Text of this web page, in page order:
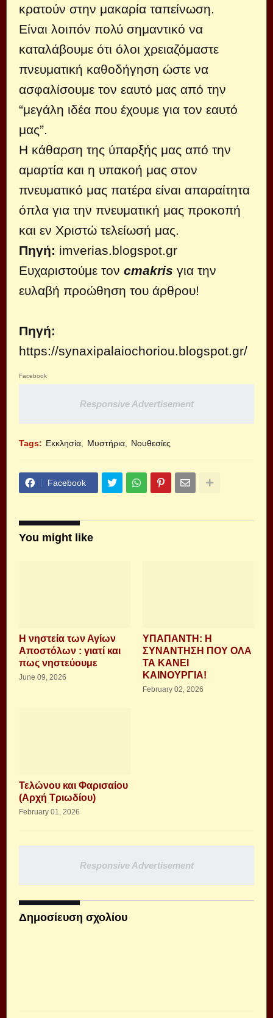
κρατούν στην μακαρία ταπείνωση.
Είναι λοιπόν πολύ σημαντικό να
καταλάβουμε ότι όλοι χρειαζόμαστε
πνευματική καθοδήγηση ώστε να
ασφαλίσουμε τον εαυτό μας από την
“μεγάλη ιδέα που έχουμε για τον εαυτό
μας”.
Η κάθαρση της ύπαρξής μας από την
αμαρτία και η υπακοή μας στον
πνευματικό μας πατέρα είναι απαραίτητα
όπλα για την πνευματική μας προκοπή
και εν Χριστώ τελείωσή μας.
Πηγή: imverias.blogspot.gr
Ευχαριστούμε τον cmakris για την
ευλαβή προώθηση του άρθρου!
Πηγή:
https://synaxipalaiochoriou.blogspot.gr/
Facebook
Responsive Advertisement
Tags: Εκκλησία Μυστήρια Νουθεσίες
Facebook
You might like
Η νηστεία των Αγίων
Αποστόλων : γιατί και
πως νηστεύουμε
June 09, 2026
ΥΠΑΠΑΝΤΗ: Η
ΣΥΝΑΝΤΗΣΗ ΠΟΥ ΟΛΑ
ΤΑ ΚΑΝΕΙ
ΚΑΙΝΟΥΡΓΙΑ!
February 02, 2026
Τελώνου και Φαρισαίου
(Αρχή Τριωδίου)
February 01, 2026
Responsive Advertisement
Δημοσίευση σχολίου